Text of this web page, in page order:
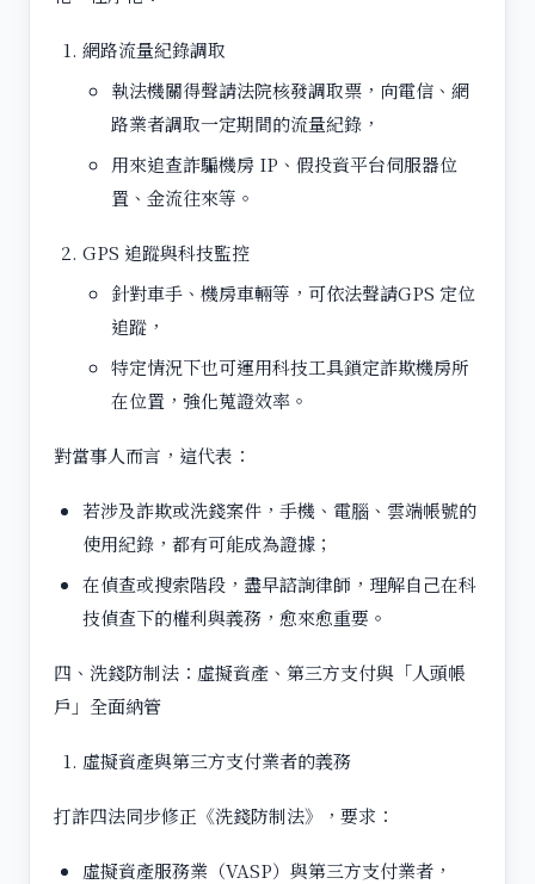
網路流量紀錄調取
執法機關得聲請法院核發調取票，向電信、網
路業者調取一定期間的流量紀錄，
用來追查詐騙機房 IP、假投資平台伺服器位
置、金流往來等。
GPS 追蹤與科技監控
針對車手、機房車輛等，可依法聲請GPS 定位
追蹤，
特定情況下也可運用科技工具鎖定詐欺機房所
在位置，強化蒐證效率。
對當事人而言，這代表：
若涉及詐欺或洗錢案件，手機、電腦、雲端帳號的
使用紀錄，都有可能成為證據；
在偵查或搜索階段，盡早諮詢律師，理解自己在科
技偵查下的權利與義務，愈來愈重要。
四、洗錢防制法：虛擬資產、第三方支付與「人頭帳
戶」全面納管
虛擬資產與第三方支付業者的義務
打詐四法同步修正《洗錢防制法》，要求：
虛擬資產服務業（VASP）與第三方支付業者，